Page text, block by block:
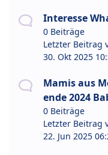
Interesse
0 Beiträge
Letzter Beitrag
30. Okt 2025
Mamis aus
ende 2024
0 Beiträge
Letzter Beitrag
22. Jun 2025